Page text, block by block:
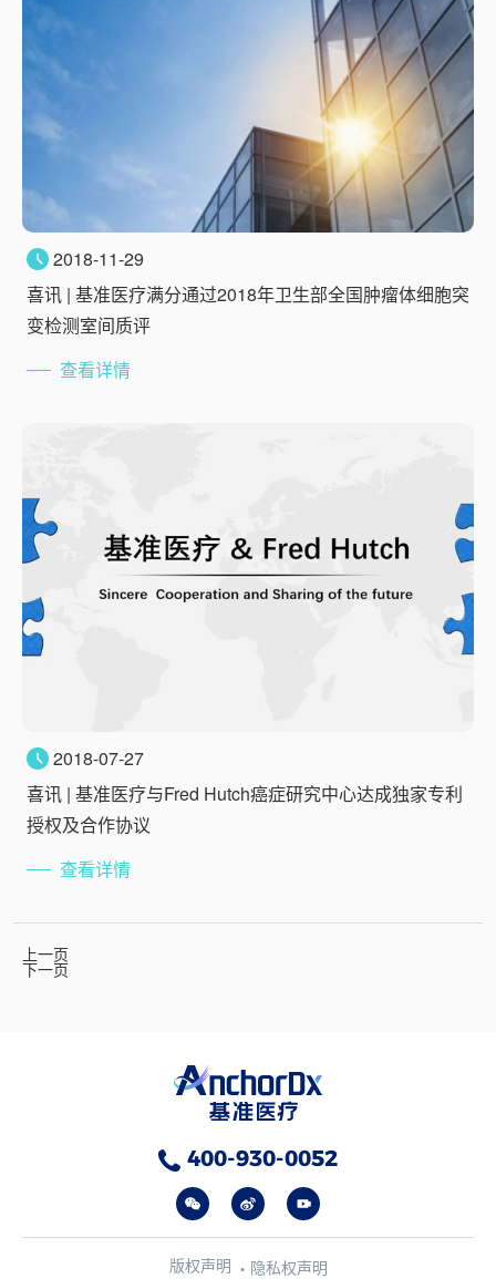
2018-11-29
喜讯 | 基准医疗满分通过2018年卫生部全国肿瘤体细胞突
变检测室间质评
查看详情
2018-07-27
喜讯 | 基准医疗与Fred Hutch癌症研究中心达成独家专利
授权及合作协议
查看详情
上一页
下一页
400-930-0052
版权声明 隐私权声明